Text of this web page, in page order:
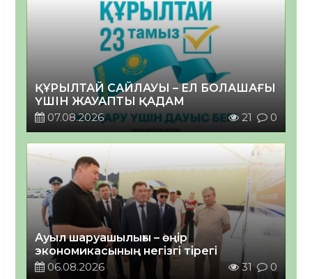
ҚҰРЫЛТАЙ САЙЛАУЫ – ЕЛ БОЛАШАҒЫ
ҮШІН ЖАУАПТЫ ҚАДАМ
07.08.2026
21 0
Ауыл шаруашылығы – өңір
экономикасының негізгі тірегі
06.08.2026
31 0